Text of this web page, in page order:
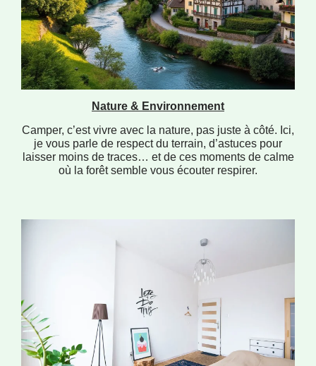
Nature & Environnement
Camper, c’est vivre avec la nature, pas juste à côté. Ici,
je vous parle de respect du terrain, d’astuces pour
laisser moins de traces… et de ces moments de calme
où la forêt semble vous écouter respirer.